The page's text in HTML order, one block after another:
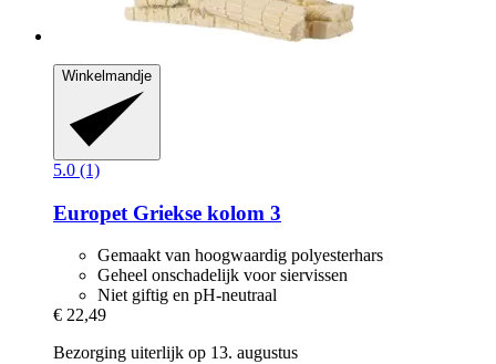
Winkelmandje
5.0 (1)
Europet Griekse kolom 3
Gemaakt van hoogwaardig polyesterhars
Geheel onschadelijk voor siervissen
Niet giftig en pH-neutraal
€ 22,49
Bezorging uiterlijk op 13. augustus